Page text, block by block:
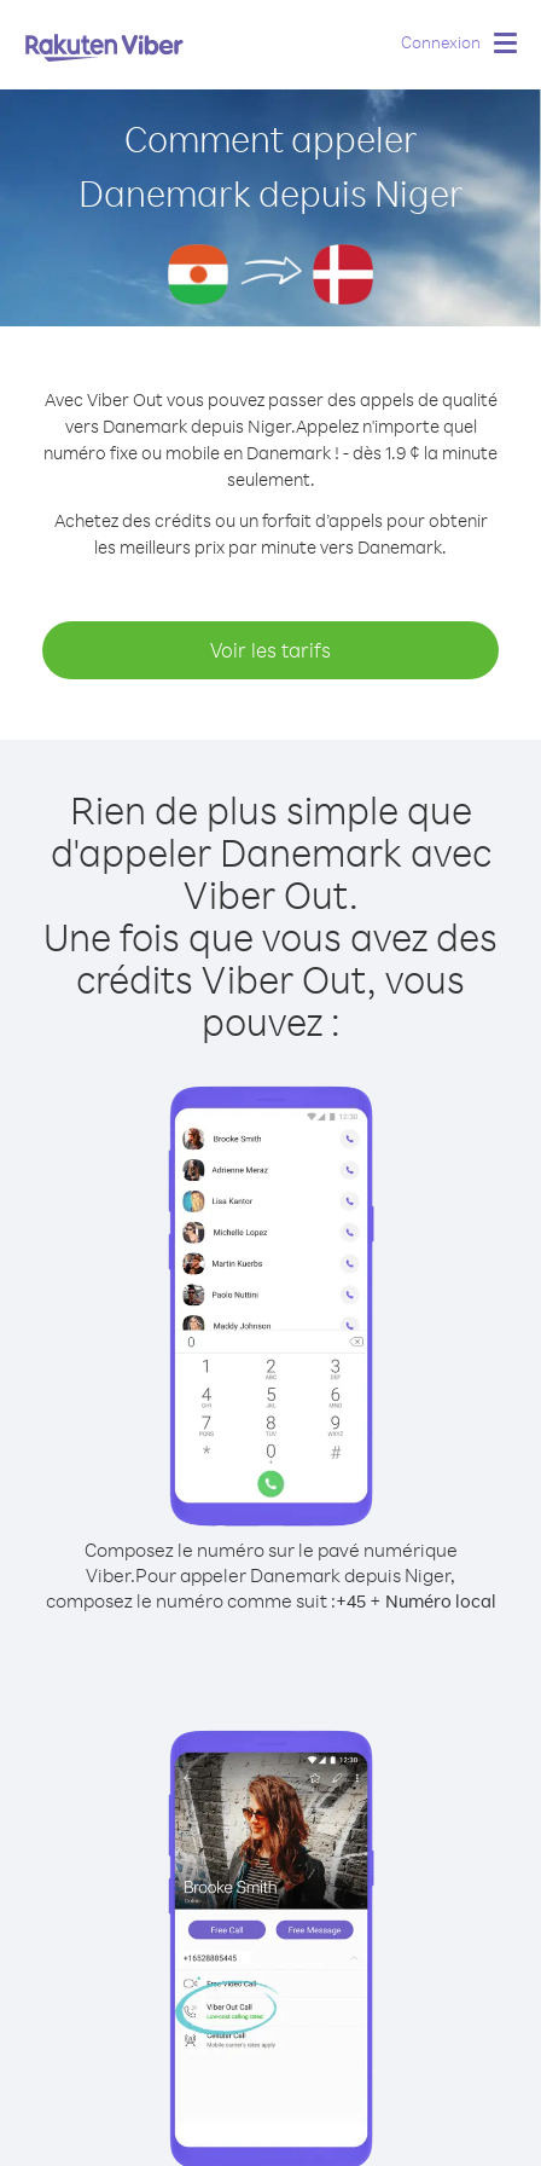
Connexion
Comment appeler
Danemark depuis Niger
Avec Viber Out vous pouvez passer des appels de qualité
vers Danemark depuis Niger.Appelez n'importe quel
numéro fixe ou mobile en Danemark ! - dès 1.9 ¢ la minute
seulement.
Achetez des crédits ou un forfait d’appels pour obtenir
les meilleurs prix par minute vers Danemark.
Voir les tarifs
Rien de plus simple que
d'appeler Danemark avec
Viber Out.
Une fois que vous avez des
crédits Viber Out, vous
pouvez :
Composez le numéro sur le pavé numérique
Viber.Pour appeler Danemark depuis Niger,
composez le numéro comme suit :+45+ Numéro local